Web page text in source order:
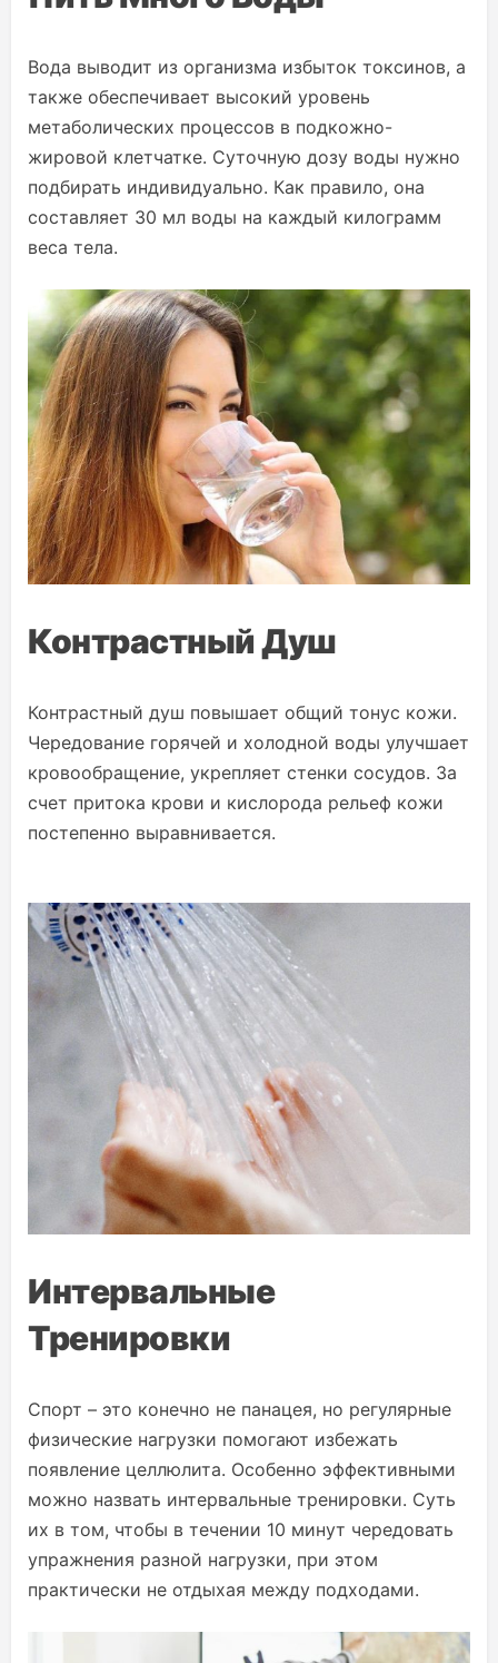
Вода выводит из организма избыток токсинов, а
также обеспечивает высокий уровень
метаболических процессов в подкожно-
жировой клетчатке. Суточную дозу воды нужно
подбирать индивидуально. Как правило, она
составляет 30 мл воды на каждый килограмм
веса тела.
Контрастный Душ
Контрастный душ повышает общий тонус кожи.
Чередование горячей и холодной воды улучшает
кровообращение, укрепляет стенки сосудов. За
счет притока крови и кислорода рельеф кожи
постепенно выравнивается.
Интервальные
Тренировки
Спорт – это конечно не панацея, но регулярные
физические нагрузки помогают избежать
появление целлюлита. Особенно эффективными
можно назвать интервальные тренировки. Суть
их в том, чтобы в течении 10 минут чередовать
упражнения разной нагрузки, при этом
практически не отдыхая между подходами.